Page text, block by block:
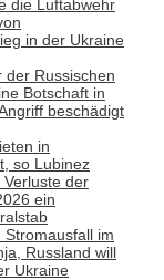
die Luftabwehr
in der Ukraine
der Russischen
Botschaft in
beschädigt
in
so Lubinez
der
ein
Stromausfall im
Russland will
Ukraine